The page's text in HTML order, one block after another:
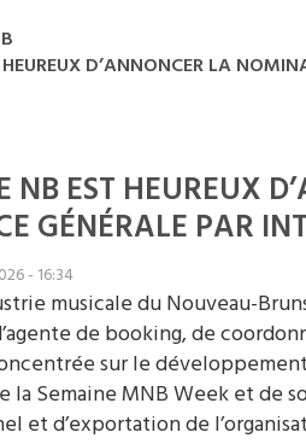
D’ANNONCER LA
NB EST HEUREUX
GÉNÉRALE PAR
- 16:34
musicale du Nouveau-
de booking, de
sur le
Semaine MNB Week et de
et d’exportation de